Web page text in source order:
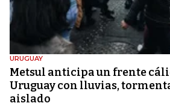
URUGUAY
Metsul anticipa un frente
Uruguay con lluvias,
aislado